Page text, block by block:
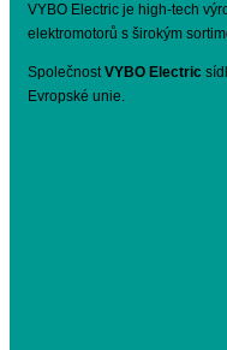
VYBO Electric je high-tech
elektromotorů s širokým
SpolečnostVYBO Electric
Evropské unie.